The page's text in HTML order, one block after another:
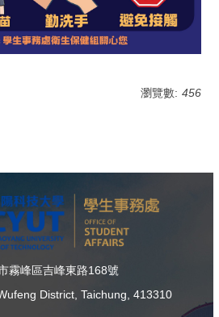
瀏覽數: 456
霧峰區吉峰東路168號
District, Taichung, 413310